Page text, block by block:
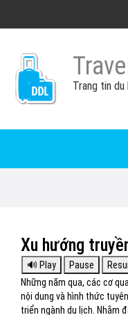
Travel
Trang tin du
Xu hướng
Những năm qua, các cơ
nội dung và hình thức
triển ngành du lịch. Nhằm